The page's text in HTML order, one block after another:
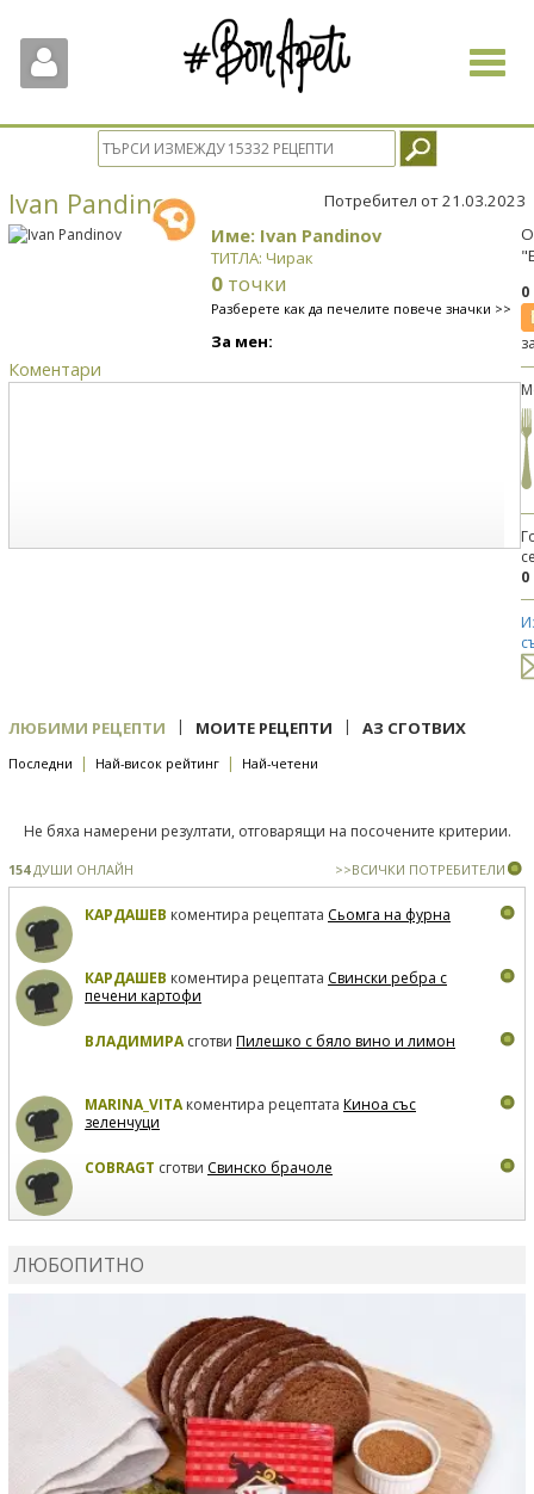
Toggle
Ivan Pandinov Потребител от 21.03.2023
Име: Ivan Pandinov
ТИТЛА: Чирак
0 точки
Разберете как да печелите повече значки >>
За мен:
Коментари
0
ЛЮБИМИ РЕЦЕПТИ | МОИТЕ РЕЦЕПТИ | АЗ СГОТВИХ
Последни | Най-висок рейтинг | Най-четени
Не бяха намерени резултати, отговарящи на посочените критерии.
154ДУШИ ОНЛАЙН >>ВСИЧКИ ПОТРЕБИТЕЛИ
КАРДАШЕВ коментира рецептата Сьомга на фурна
КАРДАШЕВ коментира рецептата Свински ребра с
печени картофи
ВЛАДИМИРАсготви Пилешко с бяло вино и лимон
MARINA_VITAкоментира рецептата Киноа със
зеленчуци
COBRAGT сготви Свинско брачоле
ЛЮБОПИТНО